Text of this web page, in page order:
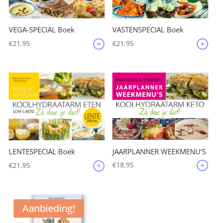
VEGA-SPECIAL Boek
€21,95
VASTENSPECIAL Boek
€21,95
LENTESPECIAL Boek
€21,95
JAARPLANNER WEEKMENU’S
€18,95
Aanbieding!